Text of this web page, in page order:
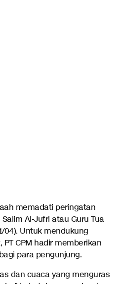
memadati peringatan
Al-Jufri atau Guru Tua
04). Untuk mendukung
CPM hadir memberikan
para pengunjung.
dan cuaca yang menguras